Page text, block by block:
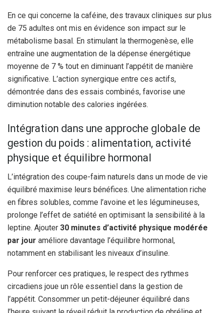
En ce qui concerne la caféine, des travaux cliniques sur plus
de 75 adultes ont mis en évidence son impact sur le
métabolisme basal. En stimulant la thermogenèse, elle
entraîne une augmentation de la dépense énergétique
moyenne de 7 % tout en diminuant l’appétit de manière
significative. L’action synergique entre ces actifs,
démontrée dans des essais combinés, favorise une
diminution notable des calories ingérées.
Intégration dans une approche globale de
gestion du poids : alimentation, activité
physique et équilibre hormonal
L’intégration des coupe-faim naturels dans un mode de vie
équilibré maximise leurs bénéfices. Une alimentation riche
en fibres solubles, comme l’avoine et les légumineuses,
prolonge l’effet de satiété en optimisant la sensibilité à la
leptine. Ajouter 30 minutes d’activité physique modérée
par jour améliore davantage l’équilibre hormonal,
notamment en stabilisant les niveaux d’insuline.
Pour renforcer ces pratiques, le respect des rythmes
circadiens joue un rôle essentiel dans la gestion de
l’appétit. Consommer un petit-déjeuner équilibré dans